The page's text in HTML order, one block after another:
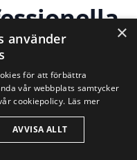
i städer
×
använder
för att förbättra
vår webbplats samtycker
cookiepolicy. Läs mer
AVVISA ALLT